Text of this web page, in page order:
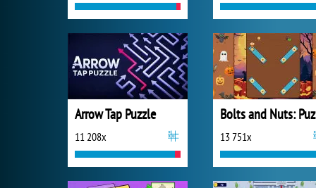
Arrow Tap Puzzle
11 208x 13 751x